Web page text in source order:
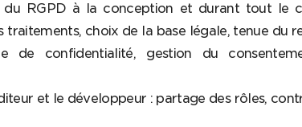
du RGPD à la conception et durant tout le
traitements, choix de la base légale, tenue du
de confidentialité, gestion du
et le développeur : partage des rôles,